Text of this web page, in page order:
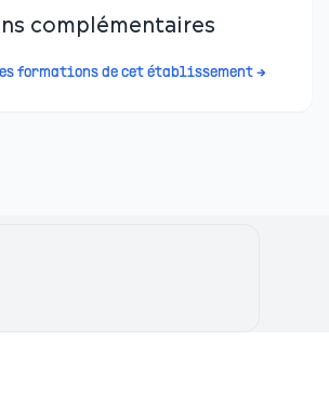
complémentaires
formations de cet établissement →